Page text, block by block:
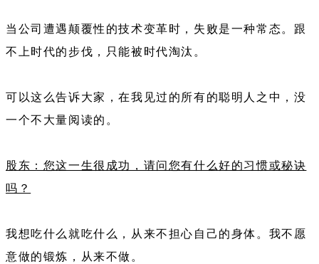
当公司遭遇颠覆性的技术变革时，失败是一种常态。跟
不上时代的步伐，只能被时代淘汰。
可以这么告诉大家，在我见过的所有的聪明人之中，没
一个不大量阅读的。
股东：您这一生很成功，请问您有什么好的习惯或秘诀
吗？
我想吃什么就吃什么，从来不担心自己的身体。我不愿
意做的锻炼，从来不做。